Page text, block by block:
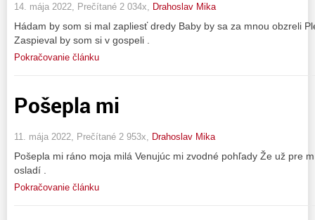
14. mája 2022, Prečítané 2 034x, Drahoslav Mika
Hádam by som si mal zapliesť dredy Baby by sa za mnou obzreli
Zaspieval by som si v gospeli .
Pokračovanie článku
Pošepla mi
11. mája 2022, Prečítané 2 953x, Drahoslav Mika
Pošepla mi ráno moja milá Venujúc mi zvodné pohľady Že už pre
osladí .
Pokračovanie článku